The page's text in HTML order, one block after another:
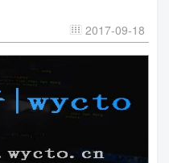
 2017-09-18